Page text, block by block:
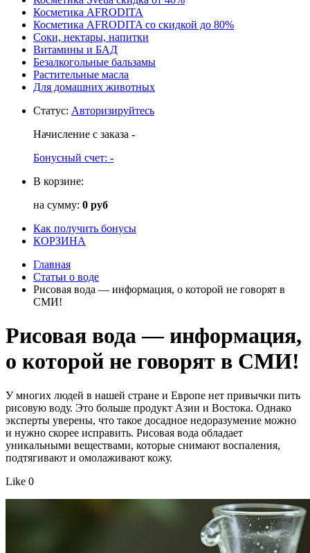
Косметика AFRODITA
Косметика AFRODITA со скидкой до 80%
Соки, нектары, напитки
Витамины и БАД
Безалкогольные бальзамы
Растительные масла
Для домашних животных
Статус: Авторизируйтесь
Начисление с заказа -
Бонусный счет: -
В корзине:
на сумму: 0 руб
Как получить бонусы
КОРЗИНА
Главная
Статьи о воде
Рисовая вода — информация, о которой не говорят в
СМИ!
Рисовая вода — информация,
о которой не говорят в СМИ!
У многих людей в нашей стране и Европе нет привычки пить
рисовую воду. Это больше продукт Азии и Востока. Однако
эксперты уверены, что такое досадное недоразумение можно
и нужно скорее исправить. Рисовая вода обладает
уникальными веществами, которые снимают воспаления,
подтягивают и омолаживают кожу.
Like 0